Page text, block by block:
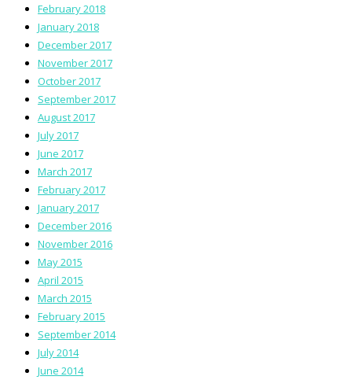
February 2018
January 2018
December 2017
November 2017
October 2017
September 2017
August 2017
July 2017
June 2017
March 2017
February 2017
January 2017
December 2016
November 2016
May 2015
April 2015
March 2015
February 2015
September 2014
July 2014
June 2014